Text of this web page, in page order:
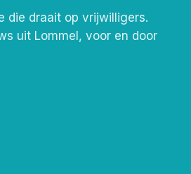
die draait op vrijwilligers.
uit Lommel, voor en door